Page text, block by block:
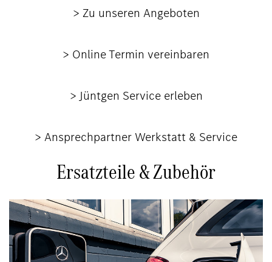
> Zu unseren Angeboten
> Online Termin vereinbaren
> Jüntgen Service erleben
> Ansprechpartner Werkstatt & Service
Ersatzteile & Zubehör